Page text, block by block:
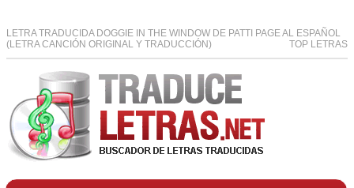
LETRA TRADUCIDA DOGGIE IN THE WINDOW DE PATTI PAGE AL ESPAÑOL
(LETRA CANCIÓN ORIGINAL Y TRADUCCIÓN)
TOP LETRAS